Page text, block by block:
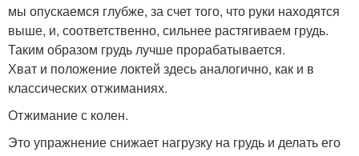
мы опускаемся глубже, за счет того, что руки находятся
выше, и, соответственно, сильнее растягиваем грудь.
Таким образом грудь лучше прорабатывается.
Хват и положение локтей здесь аналогично, как и в
классических отжиманиях.
Отжимание с колен.
Это упражнение снижает нагрузку на грудь и делать его